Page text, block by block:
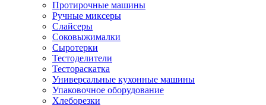
Протирочные машины
Ручные миксеры
Слайсеры
Соковыжималки
Сыротерки
Тестоделители
Тестораскатка
Универсальные кухонные машины
Упаковочное оборудование
Хлеборезки